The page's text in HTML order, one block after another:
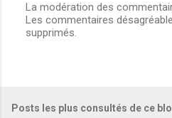
E
n
t
La modération des
Les commentaires
supprimés.
Posts les plus consultés de ce